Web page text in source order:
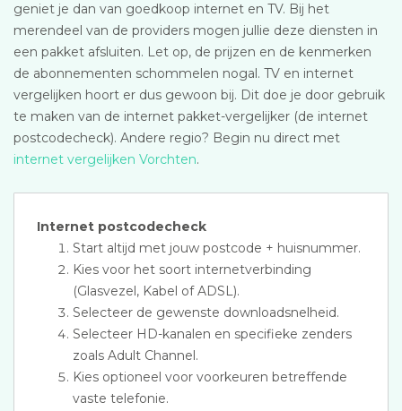
geniet je dan van goedkoop internet en TV. Bij het
merendeel van de providers mogen jullie deze diensten in
een pakket afsluiten. Let op, de prijzen en de kenmerken
de abonnementen schommelen nogal. TV en internet
vergelijken hoort er dus gewoon bij. Dit doe je door gebruik
te maken van de internet pakket-vergelijker (de internet
postcodecheck). Andere regio? Begin nu direct met
internet vergelijken Vorchten.
Internet postcodecheck
Start altijd met jouw postcode + huisnummer.
Kies voor het soort internetverbinding
(Glasvezel, Kabel of ADSL).
Selecteer de gewenste downloadsnelheid.
Selecteer HD-kanalen en specifieke zenders
zoals Adult Channel.
Kies optioneel voor voorkeuren betreffende
vaste telefonie.